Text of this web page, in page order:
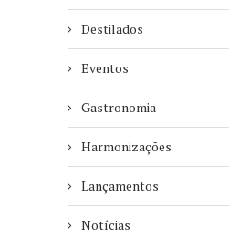
Destilados
Eventos
Gastronomia
Harmonizações
Lançamentos
Notícias